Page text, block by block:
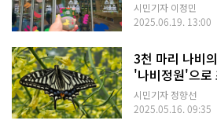
시민기자 이정민
2025.06.19. 13:00
3천 마리 나비
'나비정원'으로
시민기자 정향선
2025.05.16. 09:35